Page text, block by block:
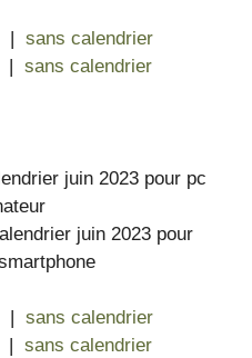
| sans calendrier
| sans calendrier
sans calendrier
sans calendrier